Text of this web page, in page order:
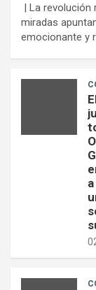
| La revolución
miradas
emocionante y